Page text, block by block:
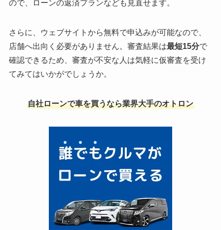
ので、ローンの返済プランなども見直せます。
さらに、ウェブサイトから無料で申込みが可能なので、
店舗へ出向く必要がありません。審査結果は最短15分で
確認できるため、審査が不安な人は気軽に仮審査を受け
てみてはいかがでしょうか。
自社ローンで車を買うなら業界大手のオトロン